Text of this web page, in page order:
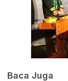
Baca Juga